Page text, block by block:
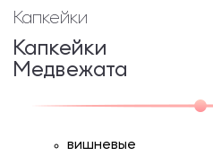
Капкейки
Капкейки
Медвежата
вишневые